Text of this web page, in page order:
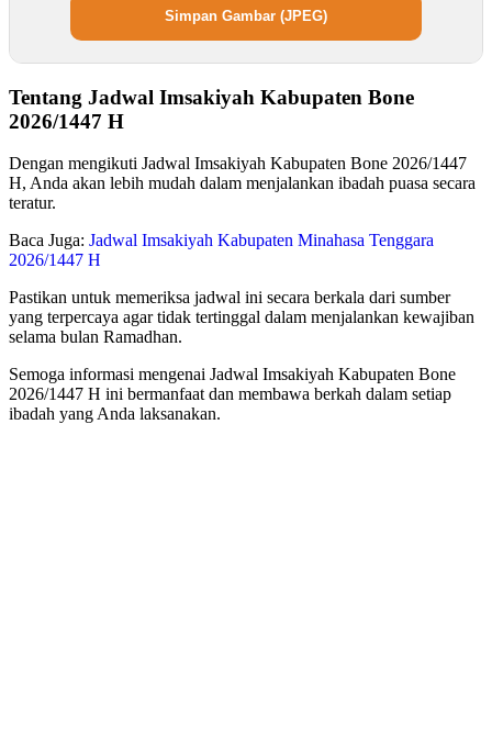
Simpan Gambar (JPEG)
Tentang Jadwal Imsakiyah Kabupaten Bone
2026/1447 H
Dengan mengikuti Jadwal Imsakiyah Kabupaten Bone 2026/1447
H, Anda akan lebih mudah dalam menjalankan ibadah puasa secara
teratur.
Baca Juga: Jadwal Imsakiyah Kabupaten Minahasa Tenggara
2026/1447 H
Pastikan untuk memeriksa jadwal ini secara berkala dari sumber
yang terpercaya agar tidak tertinggal dalam menjalankan kewajiban
selama bulan Ramadhan.
Semoga informasi mengenai Jadwal Imsakiyah Kabupaten Bone
2026/1447 H ini bermanfaat dan membawa berkah dalam setiap
ibadah yang Anda laksanakan.